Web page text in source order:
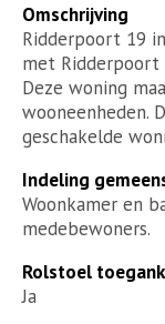
Omschrijving
Ridderpoort 19
met Ridderpoort
Deze woning
wooneenheden.
geschakelde
Indeling
Woonkamer en
medebewoners.
Rolstoel
Ja